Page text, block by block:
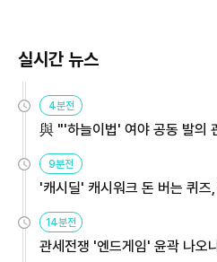
실시간 뉴스
4분전
與 "'하늘이법' 여야 공동 발의
9분전
'캐시딜' 캐시워크 돈 버는 퀴즈
14분전
관세전쟁 '엔드게임' 윤곽 나오